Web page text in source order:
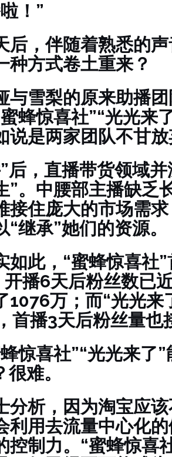
！”
后，伴随着熟悉的
种方式卷土重来？
与雪梨的原来助播
蜂惊喜社”“光光来
说是两家团队不甘放
后，直播带货领域
”。中腰部主播缺乏
接住庞大的市场需
“继承”她们的资源。
如此，“蜜蜂惊喜社
播6天后粉丝数已
1076万；而“光光来
首播3天后粉丝量也
惊喜社”“光光来了
难。
分析，因为淘宝应
利用去流量中心化
控制力。“蜜蜂惊喜